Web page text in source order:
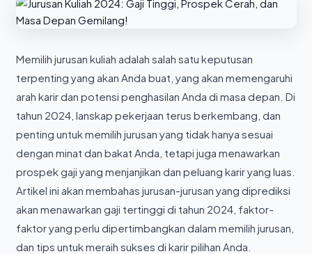
Memilih jurusan kuliah adalah salah satu keputusan
terpenting yang akan Anda buat, yang akan memengaruhi
arah karir dan potensi penghasilan Anda di masa depan. Di
tahun 2024, lanskap pekerjaan terus berkembang, dan
penting untuk memilih jurusan yang tidak hanya sesuai
dengan minat dan bakat Anda, tetapi juga menawarkan
prospek gaji yang menjanjikan dan peluang karir yang luas.
Artikel ini akan membahas jurusan-jurusan yang diprediksi
akan menawarkan gaji tertinggi di tahun 2024, faktor-
faktor yang perlu dipertimbangkan dalam memilih jurusan,
dan tips untuk meraih sukses di karir pilihan Anda.